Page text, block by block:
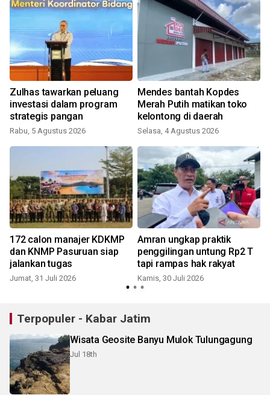
Zulhas tawarkan peluang
investasi dalam program
strategis pangan
Rabu, 5 Agustus 2026
Mendes bantah Kopdes
Merah Putih matikan toko
kelontong di daerah
Selasa, 4 Agustus 2026
172 calon manajer KDKMP
dan KNMP Pasuruan siap
jalankan tugas
Jumat, 31 Juli 2026
Amran ungkap praktik
penggilingan untung Rp2 T
tapi rampas hak rakyat
Kamis, 30 Juli 2026
Terpopuler - Kabar Jatim
Wisata Geosite Banyu Mulok Tulungagung
Jul 18th